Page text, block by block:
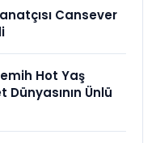
Cansever
Hot Yaş
Ünlü